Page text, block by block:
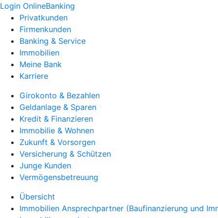
Login OnlineBanking
Privatkunden
Firmenkunden
Banking & Service
Immobilien
Meine Bank
Karriere
Girokonto & Bezahlen
Geldanlage & Sparen
Kredit & Finanzieren
Immobilie & Wohnen
Zukunft & Vorsorgen
Versicherung & Schützen
Junge Kunden
Vermögensbetreuung
Übersicht
Immobilien Ansprechpartner (Baufinanzierung und